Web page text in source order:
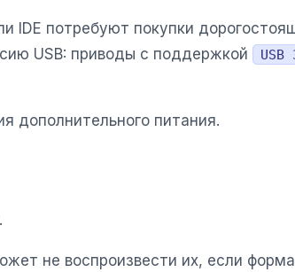
IDE потребуют покупки
USB: приводы с поддержкой
USB
дополнительного питания.
не воспроизвести их, если